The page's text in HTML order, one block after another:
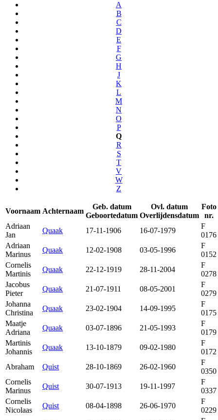
A
B
C
D
E
F
G
H
J
K
L
M
N
O
P
Q
R
S
T
V
W
Z
Voornaam Achternaam
Geb. datum
Geboortedatum
Ovl. datum
Overlijdensdatum
Foto
nr.
Adriaan
Jan
Quaak 17-11-1906 16-07-1979
F
0176
Adriaan
Marinus
Quaak 12-02-1908 03-05-1996
F
0152
Cornelis
Martinis
Quaak 22-12-1919 28-11-2004
F
0278
Jacobus
Pieter
Quaak 21-07-1911 08-05-2001
F
0279
Johanna
Christina
Quaak 23-02-1904 14-09-1995
F
0175
Maatje
Adriana
Quaak 03-07-1896 21-05-1993
F
0179
Martinis
Johannis
Quaak 13-10-1879 09-02-1980
F
0172
Abraham
Quist 28-10-1869 26-02-1960
F
0350
Cornelis
Marinus
Quist 30-07-1913 19-11-1997
F
0337
Cornelis
Nicolaas
Quist 08-04-1898 26-06-1970
F
0229